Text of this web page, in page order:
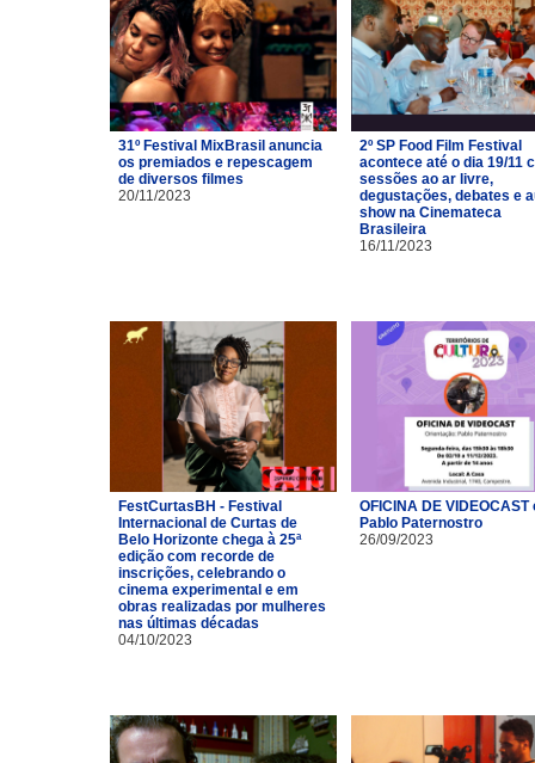
31º Festival MixBrasil anuncia
os premiados e repescagem
de diversos filmes
20/11/2023
2º SP Food Film Festival
acontece até o dia 19/11
sessões ao ar livre,
degustações, debates e
show na Cinemateca
Brasileira
16/11/2023
FestCurtasBH - Festival
Internacional de Curtas de
Belo Horizonte chega à 25ª
edição com recorde de
inscrições, celebrando o
cinema experimental e em
obras realizadas por mulheres
nas últimas décadas
04/10/2023
OFICINA DE VIDEOCAST
Pablo Paternostro
26/09/2023